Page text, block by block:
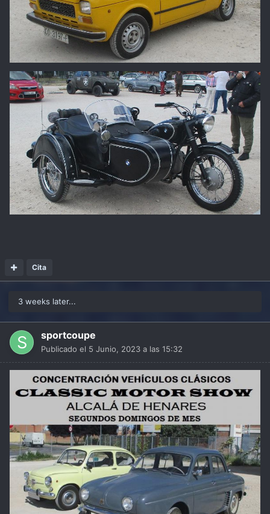
Cita
3 weeks later...
sportcoupe
Publicado el 5 Junio, 2023 a las 15:32